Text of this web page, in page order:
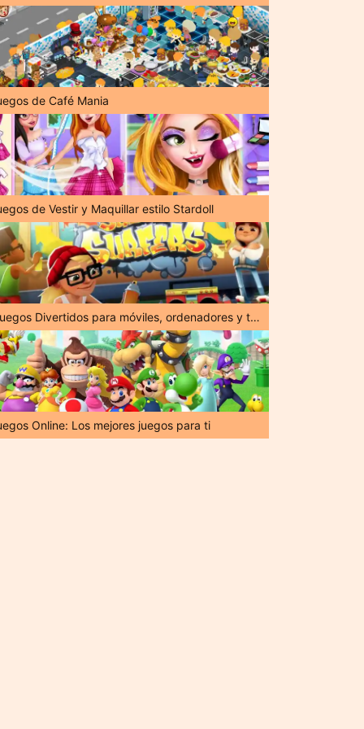
de Café Mania
de Vestir y Maquillar estilo Stardoll
¡Juegos Divertidos para móviles, ordenadores y tabletas!
Online: Los mejores juegos para ti